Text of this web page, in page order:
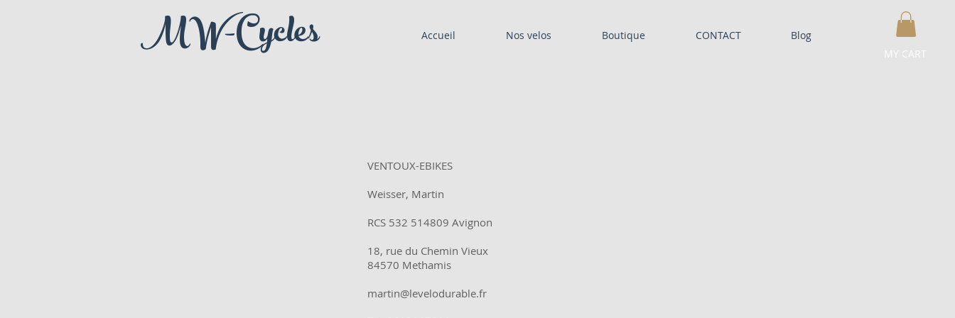
MY CART
MW-Cycles Accueil Nos velos Boutique CONTACT Blog
VENTOUX-EBIKES
Weisser, Martin
RCS 532 514809 Avignon
18, rue du Chemin Vieux
84570 Methamis
martin@levelodurable.fr